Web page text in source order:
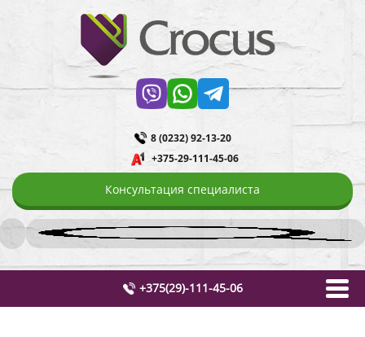
8 (0232) 92-13-20
+375-29-111-45-06
Консультация специалиста
+375(29)-111-45-06